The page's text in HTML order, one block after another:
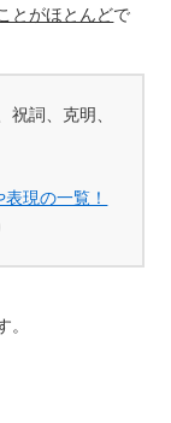
とがほとんどで
祝詞、克明、
現の一覧！
。